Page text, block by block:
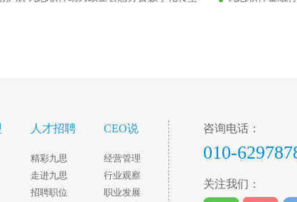
人才招聘
精彩九思
走进九思
招聘职位
CEO说
经营管理
行业观察
职业发展
咨询电话：
010-
关注我们：